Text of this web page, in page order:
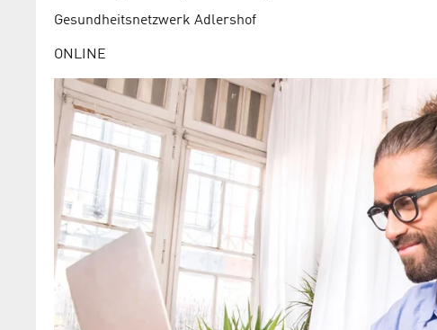
Gesundheits­netzwerk Adlershof
ONLINE